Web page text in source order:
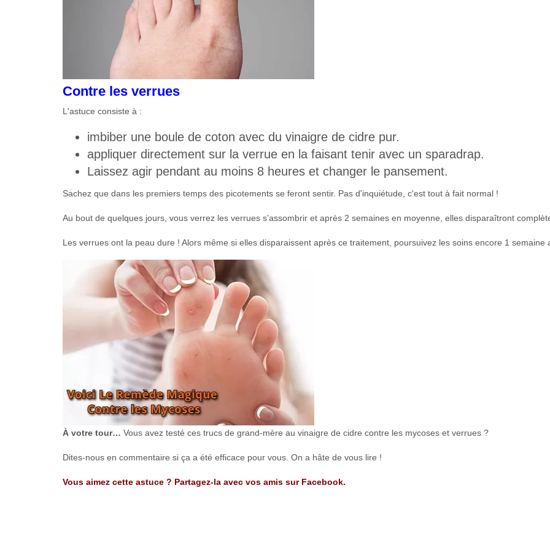
Contre les verrues
L'astuce consiste à :
imbiber une boule de coton avec du vinaigre de cidre pur.
appliquer directement sur la verrue en la faisant tenir avec un sparadrap.
Laissez agir pendant au moins 8 heures et changer le pansement.
Sachez que dans les premiers temps des picotements se feront sentir. Pas d'inquiétude, c'est tout à fait normal !
Au bout de quelques jours, vous verrez les verrues s'assombrir et après 2 semaines en moyenne, elles disparaîtront
Les verrues ont la peau dure ! Alors même si elles disparaissent après ce traitement, poursuivez les soins encore 1 semaine
À votre tour… Vous avez testé ces trucs de grand-mère au vinaigre de cidre contre les mycoses et verrues ?
Dites-nous en commentaire si ça a été efficace pour vous. On a hâte de vous lire !
Vous aimez cette astuce ? Partagez-la avec vos amis sur Facebook.